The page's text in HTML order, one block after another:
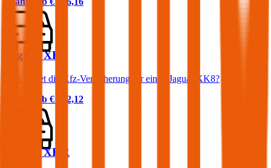
Jaguar XK8
Was kostet die Kfz-Versicherung für einen Jaguar XK8?
Prämie ab € 152,12
Jaguar XKR